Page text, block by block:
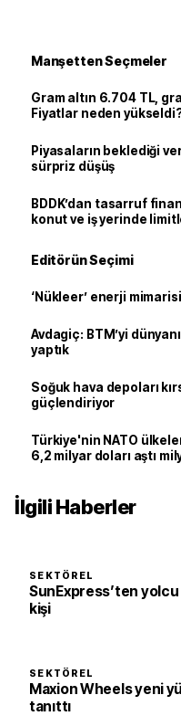
Manşetten Seçmeler
Gram altın 6.704 TL,
Fiyatlar neden
Piyasaların beklediği
sürpriz düşüş
BDDK’dan tasarruf
konut ve iş yerinde
Editörün Seçimi
‘Nükleer’ enerji
Avdagiç: BTM’yi
yaptık
Soğuk hava depoları
güçlendiriyor
Türkiye'nin NATO
6,2 milyar doları aştı
İlgili Haberler
SEKTÖREL
SunExpress’ten
kişi
SEKTÖREL
Maxion Wheels yeni
tanıttı